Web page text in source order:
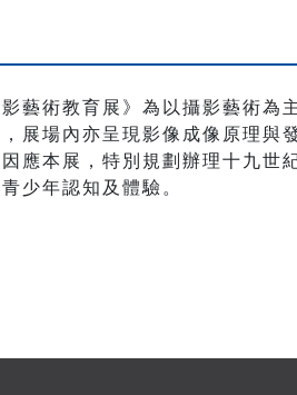
藝術教育展》為以攝影藝術為
展場內亦呈現影像成像原理與
應本展，特別規劃辦理十九世
少年認知及體驗。